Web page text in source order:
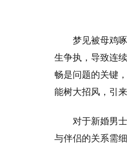
梦见被母鸡
生争执，导致连
畅是问题的关键
能树大招风，引来
对于新婚男
与伴侣的关系需